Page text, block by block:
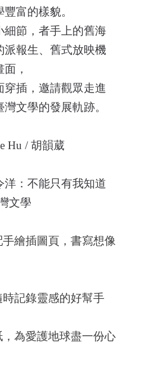
富的樣貌。
細節，者手上的舊海
派報生、舊式放映機
，
穿插，邀請觀眾走進
文學的發展軌跡。
Hu / 胡韻葳
洋：不能只有我知道
文學
繪插圖頁，書寫想像
記錄靈感的好幫手
為愛護地球盡一份心